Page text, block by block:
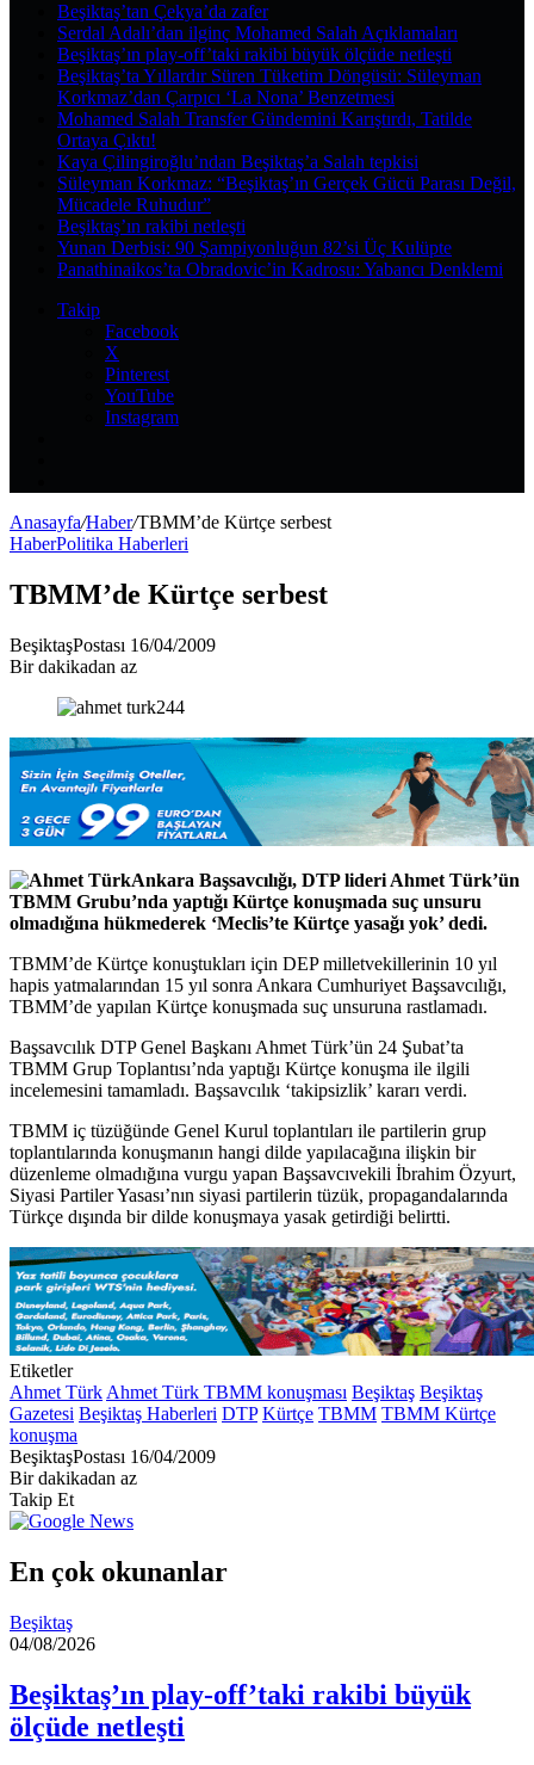
Beşiktaş’tan Çekya’da zafer
Serdal Adalı’dan ilginç Mohamed Salah Açıklamaları
Beşiktaş’ın play-off’taki rakibi büyük ölçüde netleşti
Beşiktaş’ta Yıllardır Süren Tüketim Döngüsü: Süleyman
Korkmaz’dan Çarpıcı ‘La Nona’ Benzetmesi
Mohamed Salah Transfer Gündemini Karıştırdı, Tatilde
Ortaya Çıktı!
Kaya Çilingiroğlu’ndan Beşiktaş’a Salah tepkisi
Süleyman Korkmaz: “Beşiktaş’ın Gerçek Gücü Parası Değil,
Mücadele Ruhudur”
Beşiktaş’ın rakibi netleşti
Yunan Derbisi: 90 Şampiyonluğun 82’si Üç Kulüpte
Panathinaikos’ta Obradovic’in Kadrosu: Yabancı Denklemi
Takip
Facebook
X
Pinterest
YouTube
Instagram
Anasayfa/Haber/TBMM’de Kürtçe serbest
HaberPolitika Haberleri
TBMM’de Kürtçe serbest
BeşiktaşPostası Bir
e-
göndermek
16/04/2009
Bir dakikadan az
Ankara Başsavcılığı, DTP lideri Ahmet Türk’ün
TBMM Grubu’nda yaptığı Kürtçe konuşmada suç unsuru
olmadığına hükmederek ‘Meclis’te Kürtçe yasağı yok’ dedi.
TBMM’de Kürtçe konuştukları için DEP milletvekillerinin 10 yıl
hapis yatmalarından 15 yıl sonra Ankara Cumhuriyet Başsavcılığı,
TBMM’de yapılan Kürtçe konuşmada suç unsuruna rastlamadı.
Başsavcılık DTP Genel Başkanı Ahmet Türk’ün 24 Şubat’ta
TBMM Grup Toplantısı’nda yaptığı Kürtçe konuşma ile ilgili
incelemesini tamamladı. Başsavcılık ‘takipsizlik’ kararı verdi.
TBMM iç tüzüğünde Genel Kurul toplantıları ile partilerin grup
toplantılarında konuşmanın hangi dilde yapılacağına ilişkin bir
düzenleme olmadığına vurgu yapan Başsavcıvekili İbrahim Özyurt,
Siyasi Partiler Yasası’nın siyasi partilerin tüzük, propagandalarında
Türkçe dışında bir dilde konuşmaya yasak getirdiği belirtti.
Etiketler
Ahmet Türk Ahmet Türk TBMM konuşması Beşiktaş Beşiktaş
Gazetesi Beşiktaş Haberleri DTP Kürtçe TBMM TBMM Kürtçe
konuşma
BeşiktaşPostası Bir
e-
göndermek
16/04/2009
Bir dakikadan az
Takip Et
En çok okunanlar
Beşiktaş
04/08/2026
Beşiktaş’ın play-off’taki rakibi büyük
ölçüde netleşti